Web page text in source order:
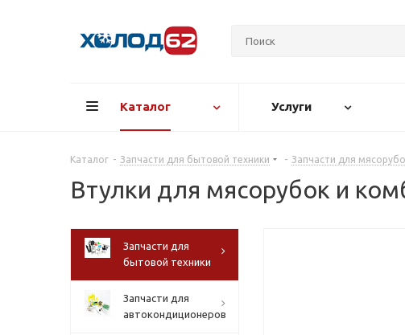
Каталог Услуги
Каталог - Запчасти для бытовой техники - Запчасти для
Втулки для мясорубок и
Запчасти для
бытовой техники
Запчасти для
автокондиционеров